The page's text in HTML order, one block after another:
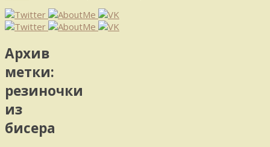
Архив
метки:
резиночки
из
бисера